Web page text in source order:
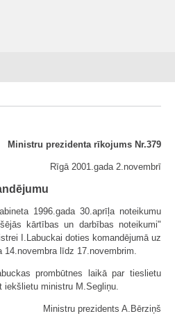
Ministru prezidenta rīkojums Nr.379
Rīgā 2001.gada 2.novembrī
1996.gada 30.aprīļa noteikumu
kārtības un darbības noteikumi"
I.Labuckai doties komandējumā uz
14.novembra līdz 17.novembrim.
prombūtnes laikā par tieslietu
ministru M.Segliņu.
Ministru prezidents A.Bērziņš